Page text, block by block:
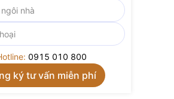
0915 010 800